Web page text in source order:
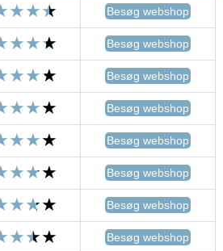
Besøg webshop
Besøg webshop
Besøg webshop
Besøg webshop
Besøg webshop
Besøg webshop
Besøg webshop
Besøg webshop